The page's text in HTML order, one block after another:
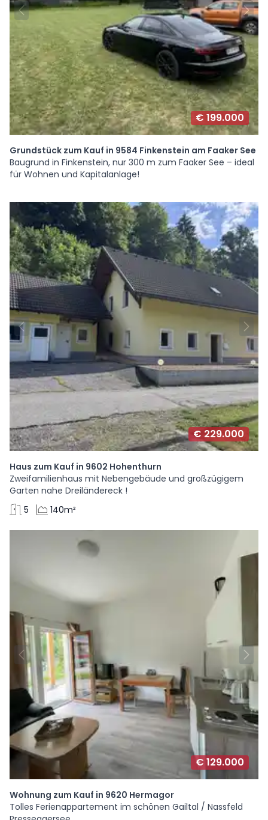
€ 199.000
Grundstück zum Kauf in 9584 Finkenstein am Faaker See
Baugrund in Finkenstein, nur 300 m zum Faaker See – ideal
für Wohnen und Kapitalanlage!
€ 229.000
Haus zum Kauf in 9602 Hohenthurn
Zweifamilienhaus mit Nebengebäude und großzügigem
Garten nahe Dreiländereck !
5
140m²
€ 129.000
Wohnung zum Kauf in 9620 Hermagor
Tolles Ferienappartement im schönen Gailtal / Nassfeld